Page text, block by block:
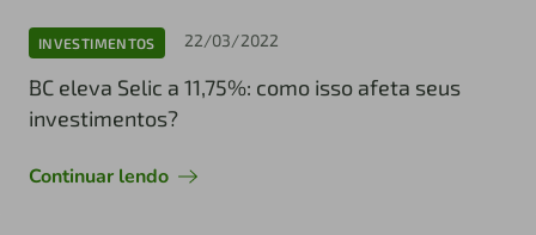
INVESTIMENTOS 22/03/2022
BC eleva Selic a 11,75%: como isso afeta seus
investimentos?
Continuar lendo